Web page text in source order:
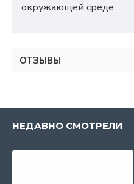
окружающей среде.
ОТЗЫВЫ
НЕДАВНО СМОТРЕЛИ